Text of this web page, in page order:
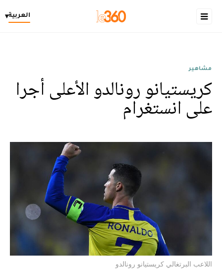
العربية▾
مشاهير
كريستيانو رونالدو الأعلى أجرا
على انستغرام
اللاعب البرتغالي كريستيانو رونالدو